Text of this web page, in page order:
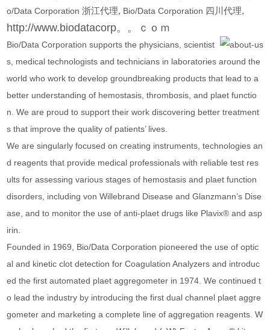
o/Data Corporation浙江代理, Bio/Data Corporation 四川代理,
http://www.biodatacorp。。ｃｏｍ
Bio/Data Corporation supports the physicians, scientist
s, medical technologists and technicians in laboratories around the
world who work to develop groundbreaking products that lead to a
better understanding of hemostasis, thrombosis, and plaet functio
n. We are proud to support their work discovering better treatment
s that improve the quality of patients’ lives.
We are singularly focused on creating instruments, technologies an
d reagents that provide medical professionals with reliable test res
ults for assessing various stages of hemostasis and plaet function
disorders, including von Willebrand Disease and Glanzmann’s Dise
ase, and to monitor the use of anti-plaet drugs like Plavix® and asp
irin.
Founded in 1969, Bio/Data Corporation pioneered the use of optic
al and kinetic clot detection for Coagulation Analyzers and introduc
ed the first automated plaet aggregometer in 1974. We continued t
o lead the industry by introducing the first dual channel plaet aggre
gometer and marketing a complete line of aggregation reagents. W